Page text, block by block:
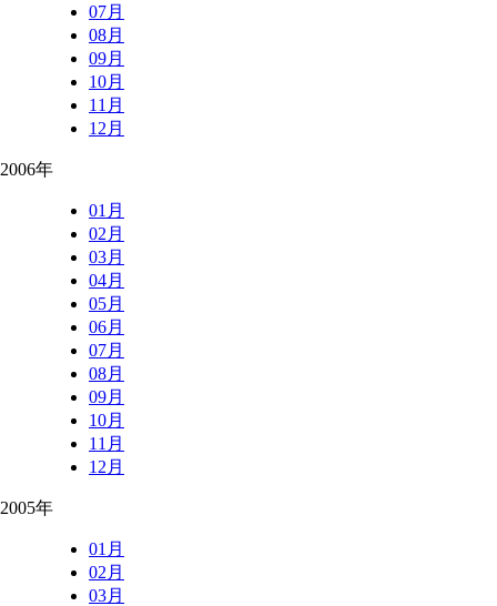
07月
08月
09月
10月
11月
12月
2006年
01月
02月
03月
04月
05月
06月
07月
08月
09月
10月
11月
12月
2005年
01月
02月
03月